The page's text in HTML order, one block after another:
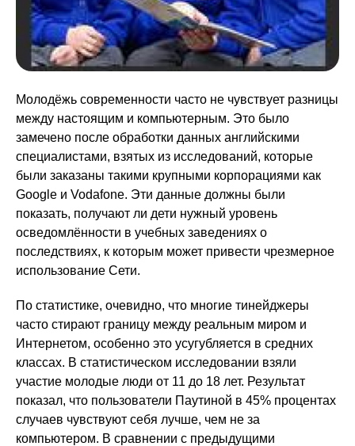
Молодёжь современности часто не чувствует разницы
между настоящим и компьютерным. Это было
замечено после обработки данных английскими
специалистами, взятых из исследований, которые
были заказаны такими крупными корпорациями как
Google и Vodafone. Эти данные должны были
показать, получают ли дети нужный уровень
осведомлённости в учебных заведениях о
последствиях, к которым может привести чрезмерное
использование Сети.
По статистике, очевидно, что многие тинейджеры
часто стирают границу между реальным миром и
Интернетом, особенно это усугубляется в средних
классах. В статистическом исследовании взяли
участие молодые люди от 11 до 18 лет. Результат
показал, что пользователи Паутиной в 45% процентах
случаев чувствуют себя лучше, чем не за
компьютером. В сравнении с предыдущими